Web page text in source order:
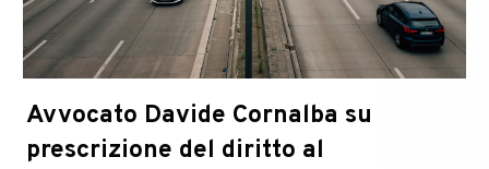
Delle
Avvocato Davide Cornalba su
prescrizione del diritto al